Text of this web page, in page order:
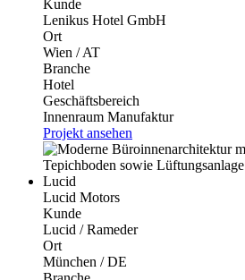
Kunde
Lenikus Hotel GmbH
Ort
Wien / AT
Branche
Hotel
Geschäftsbereich
Innenraum Manufaktur
Projekt ansehen
Lucid Motors
Kunde
Lucid / Rameder
Ort
München / DE